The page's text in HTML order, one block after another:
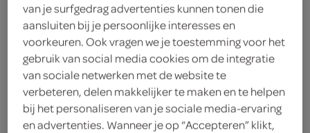
gevogelte
g'woon
4.
19
1 Kilogram
van je surfgedrag advertenties kunnen tonen die
aansluiten bij je persoonlijke interesses en
voorkeuren. Ook vragen we je toestemming voor het
gebruik van social media cookies om de integratie
van sociale netwerken met de website te
verbeteren, delen makkelijker te maken en te helpen
bij het personaliseren van je sociale media-ervaring
en advertenties. Wanneer je op “Accepteren” klikt,